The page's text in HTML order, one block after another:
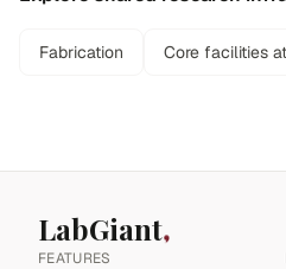
Fabrication Core facilities
LabGiant
FEATURES